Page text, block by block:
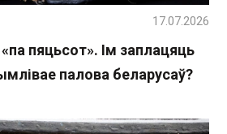
пяцьсот». Ім заплацяць
палова беларусаў?
17.07.2026